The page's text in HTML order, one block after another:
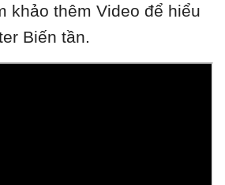
khảo thêm Video để hiểu
Biến tần.